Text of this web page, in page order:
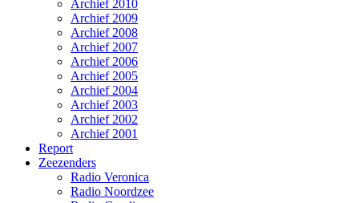
Archief 2010
Archief 2009
Archief 2008
Archief 2007
Archief 2006
Archief 2005
Archief 2004
Archief 2003
Archief 2002
Archief 2001
Report
Zeezenders
Radio Veronica
Radio Noordzee